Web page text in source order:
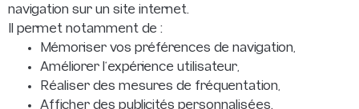
navigation sur un site internet.
Il permet notamment de :
Mémoriser vos préférences de navigation,
Améliorer l’expérience utilisateur,
Réaliser des mesures de fréquentation,
Afficher des publicités personnalisées.